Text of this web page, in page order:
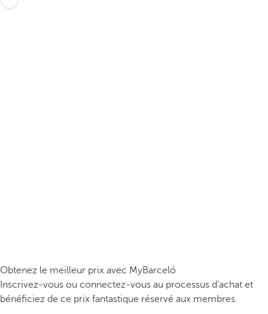
Obtenez le meilleur prix avec MyBarceló
Inscrivez-vous ou connectez-vous au processus d’achat et
bénéficiez de ce prix fantastique réservé aux membres.